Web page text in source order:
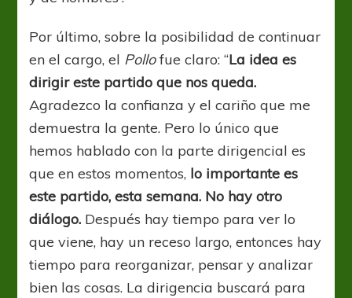
Por último, sobre la posibilidad de continuar
en el cargo, el Pollofue claro: “La idea es
dirigir este partido que nos queda.
Agradezco la confianza y el cariño que me
demuestra la gente. Pero lo único que
hemos hablado con la parte dirigencial es
que en estos momentos, lo importante es
este partido, esta semana. No hay otro
diálogo. Después hay tiempo para ver lo
que viene, hay un receso largo, entonces hay
tiempo para reorganizar, pensar y analizar
bien las cosas. La dirigencia buscará para